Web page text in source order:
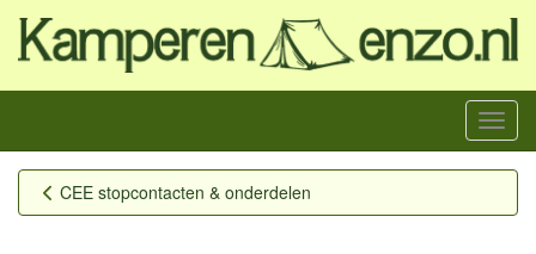
Menu
CEE stopcontacten & onderdelen